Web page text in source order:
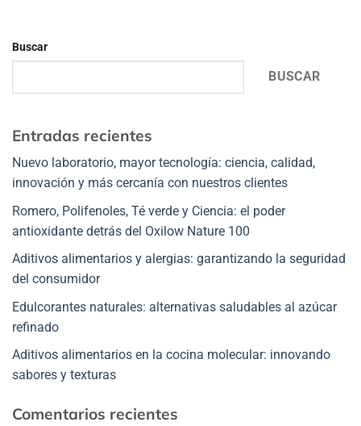
Buscar
BUSCAR
Entradas recientes
Nuevo laboratorio, mayor tecnología: ciencia, calidad,
innovación y más cercanía con nuestros clientes
Romero, Polifenoles, Té verde y Ciencia: el poder
antioxidante detrás del Oxilow Nature 100
Aditivos alimentarios y alergias: garantizando la seguridad
del consumidor
Edulcorantes naturales: alternativas saludables al azúcar
refinado
Aditivos alimentarios en la cocina molecular: innovando
sabores y texturas
Comentarios recientes